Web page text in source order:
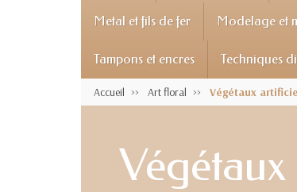
Metal et fils de fer Modelage et
Tampons et encres Techniques
Accueil Art floral Végétaux